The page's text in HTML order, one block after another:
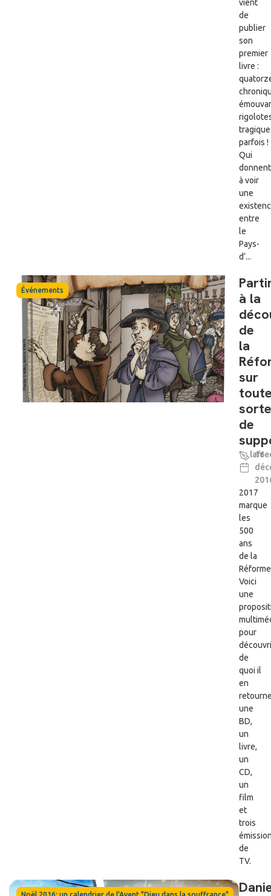
vient
de
publier
son
premier
livre :
parfois !
Qui
donnent
à voir
une
entre
le
Pays-
d’...
Événements
à la
de
la
sur
de
16
2017
marque
les
500
ans
de la
Voici
une
pour
de
quoi il
en
une
BD,
un
livre,
un
CD,
un
film
et
trois
de
TV.
Noël 2016: un calendrier de l'Avent "Dieu dans la souffrance"